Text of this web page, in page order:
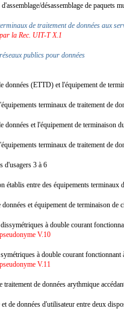
désassemblage de paquets
de traitement de données aux
la Rec. UIT-T X.1
publics pour données
données (ETTD) et l'équipement de
terminaux de traitement de
données et l'équipement de
terminaux de traitement de
d'usagers 3 à 6
entre des équipements
et équipement de terminaison
à double courant
V.10
à double courant
V.11
de données arythmique
de données d'utilisateur entre deux